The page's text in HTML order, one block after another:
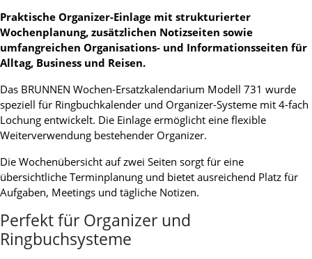
Praktische Organizer-Einlage mit strukturierter
Wochenplanung, zusätzlichen Notizseiten sowie
umfangreichen Organisations- und Informationsseiten für
Alltag, Business und Reisen.
Das BRUNNEN Wochen-Ersatzkalendarium Modell 731 wurde
speziell für Ringbuchkalender und Organizer-Systeme mit 4-fach
Lochung entwickelt. Die Einlage ermöglicht eine flexible
Weiterverwendung bestehender Organizer.
Die Wochenübersicht auf zwei Seiten sorgt für eine
übersichtliche Terminplanung und bietet ausreichend Platz für
Aufgaben, Meetings und tägliche Notizen.
Perfekt für Organizer und
Ringbuchsysteme